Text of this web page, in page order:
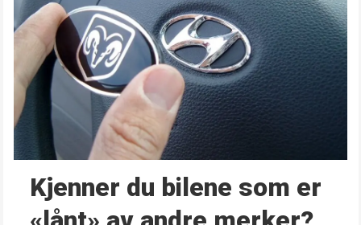
Kjenner du bilene som er